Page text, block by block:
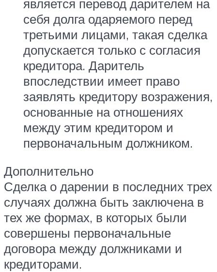
является перевод дарителем на
себя долга одаряемого перед
третьими лицами, такая сделка
допускается только с согласия
кредитора. Даритель
впоследствии имеет право
заявлять кредитору возражения,
основанные на отношениях
между этим кредитором и
первоначальным должником.
Дополнительно
Сделка о дарении в последних трех
случаях должна быть заключена в
тех же формах, в которых были
совершены первоначальные
договора между должниками и
кредиторами.